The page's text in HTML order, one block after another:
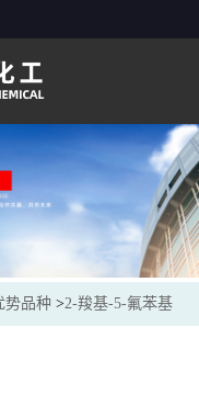
势品种 >2-羧基-5-氟苯基